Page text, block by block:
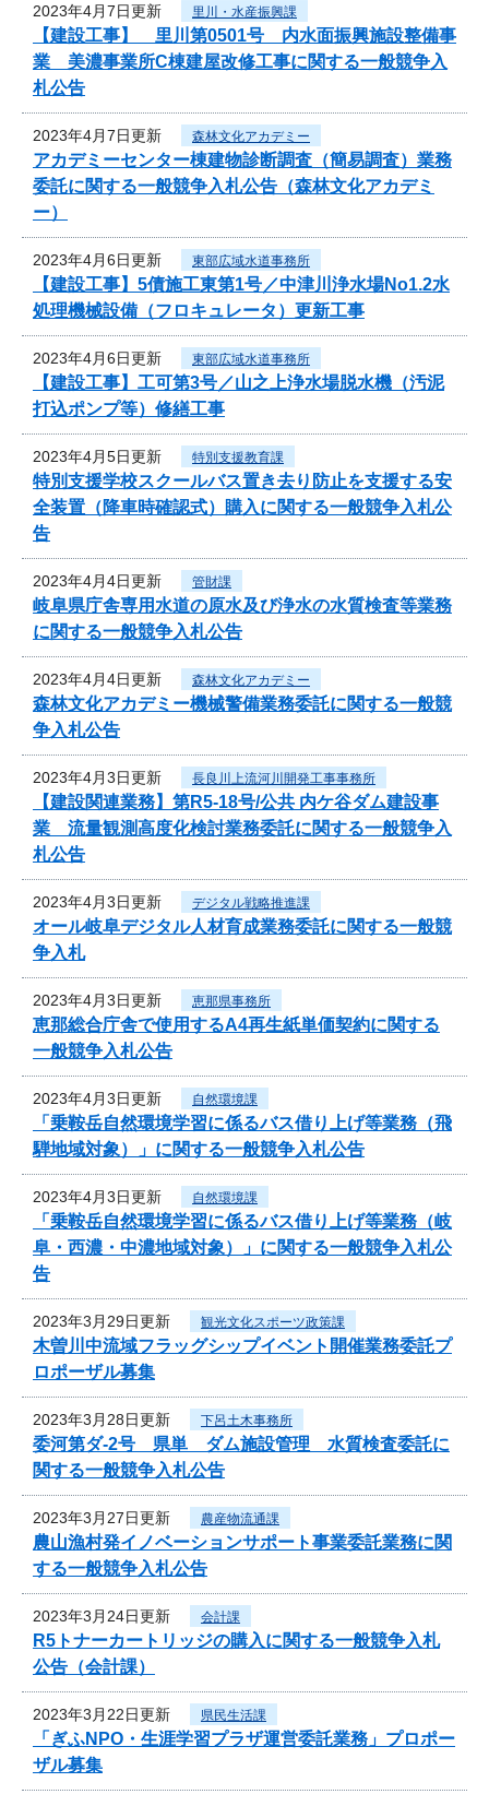
2023年4月7日更新 里川・水産振興課
【建設工事】 里川第0501号 内水面振興施設整備事
業 美濃事業所C棟建屋改修工事に関する一般競争入
札公告
2023年4月7日更新 森林文化アカデミー
アカデミーセンター棟建物診断調査（簡易調査）業務
委託に関する一般競争入札公告（森林文化アカデミ
ー）
2023年4月6日更新 東部広域水道事務所
【建設工事】5債施工東第1号／中津川浄水場No1.2水
処理機械設備（フロキュレータ）更新工事
2023年4月6日更新 東部広域水道事務所
【建設工事】工可第3号／山之上浄水場脱水機（汚泥
打込ポンプ等）修繕工事
2023年4月5日更新 特別支援教育課
特別支援学校スクールバス置き去り防止を支援する安
全装置（降車時確認式）購入に関する一般競争入札公
告
2023年4月4日更新 管財課
岐阜県庁舎専用水道の原水及び浄水の水質検査等業務
に関する一般競争入札公告
2023年4月4日更新 森林文化アカデミー
森林文化アカデミー機械警備業務委託に関する一般競
争入札公告
2023年4月3日更新 長良川上流河川開発工事事務所
【建設関連業務】第R5-18号/公共 内ケ谷ダム建設事
業 流量観測高度化検討業務委託に関する一般競争入
札公告
2023年4月3日更新 デジタル戦略推進課
オール岐阜デジタル人材育成業務委託に関する一般競
争入札
2023年4月3日更新 恵那県事務所
恵那総合庁舎で使用するA4再生紙単価契約に関する
一般競争入札公告
2023年4月3日更新 自然環境課
「乗鞍岳自然環境学習に係るバス借り上げ等業務（飛
騨地域対象）」に関する一般競争入札公告
2023年4月3日更新 自然環境課
「乗鞍岳自然環境学習に係るバス借り上げ等業務（岐
阜・西濃・中濃地域対象）」に関する一般競争入札公
告
2023年3月29日更新 観光文化スポーツ政策課
木曽川中流域フラッグシップイベント開催業務委託プ
ロポーザル募集
2023年3月28日更新 下呂土木事務所
委河第ダ-2号 県単 ダム施設管理 水質検査委託に
関する一般競争入札公告
2023年3月27日更新 農産物流通課
農山漁村発イノベーションサポート事業委託業務に関
する一般競争入札公告
2023年3月24日更新 会計課
R5トナーカートリッジの購入に関する一般競争入札
公告（会計課）
2023年3月22日更新 県民生活課
「ぎふNPO・生涯学習プラザ運営委託業務」プロポー
ザル募集